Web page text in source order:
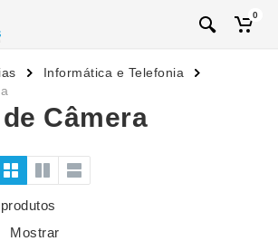
0
Informática e Telefonia
Câmera
Mostrar